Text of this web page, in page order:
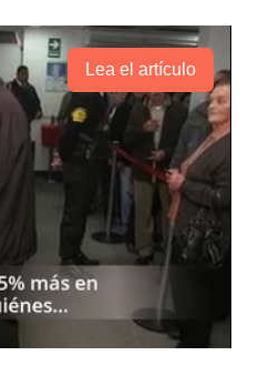
Lea el artículo